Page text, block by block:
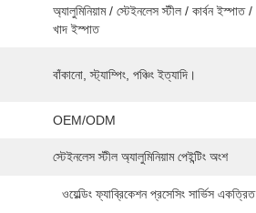
অ্যালুমিনিয়াম / স্টেইনলেস স্টীল / কার্বন ইস্পাত /
খাদ ইস্পাত
বাঁকানো, স্ট্যাম্পিং, পঞ্চিং ইত্যাদি।
OEM/ODM
স্টেইনলেস স্টীল অ্যালুমিনিয়াম পেইন্টিং অংশ
ওয়েল্ডিং ফ্যাব্রিকেশন প্রসেসিং সার্ভিস